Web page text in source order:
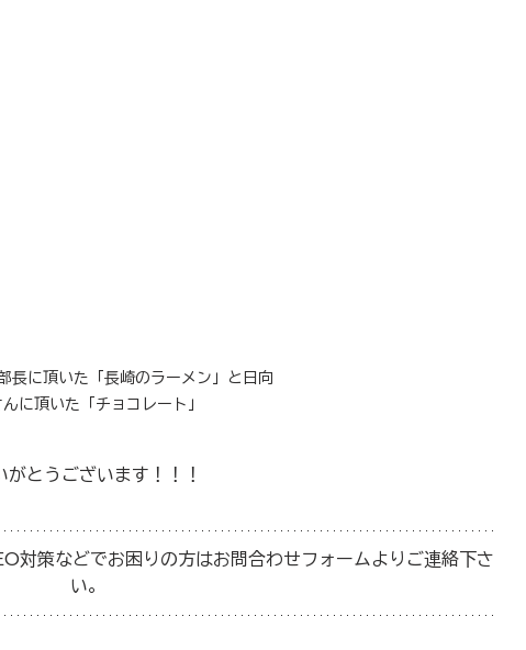
長に頂いた「長崎のラーメン」と日向
んに頂いた「チョコレート」
がとうございます！！！
対策などでお困りの方はお問合わせフォームよりご連絡下さ
い。